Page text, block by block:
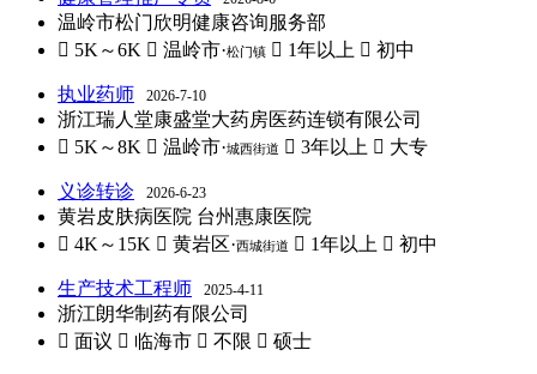
温岭市松门欣明健康咨询服务部
 5K～6K  温岭市·松门镇  1年以上  初中
执业药师 2026-7-10
浙江瑞人堂康盛堂大药房医药连锁有限公司
 5K～8K  温岭市·城西街道  3年以上  大专
义诊转诊 2026-6-23
黄岩皮肤病医院 台州惠康医院
 4K～15K  黄岩区·西城街道  1年以上  初中
生产技术工程师 2025-4-11
浙江朗华制药有限公司
 面议  临海市  不限  硕士